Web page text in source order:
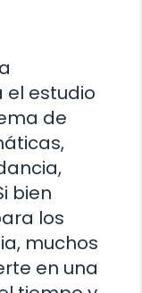
estudio
de
bien
los
muchos
en una